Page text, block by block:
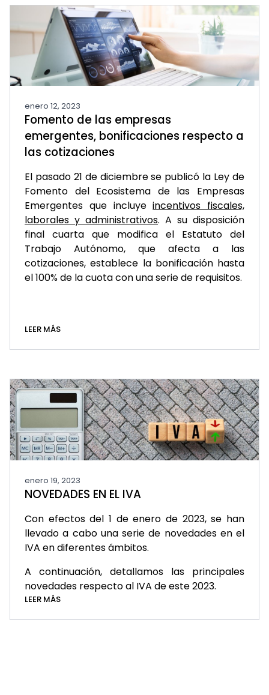
enero 12, 2023
Fomento de las empresas
emergentes, bonificaciones respecto a
las cotizaciones
El pasado 21 de diciembre se publicó la Ley de
Fomento del Ecosistema de las Empresas
Emergentes que incluyeincentivos fiscales,
laborales y administrativos. A su disposición
final cuarta que modifica el Estatuto del
Trabajo Autónomo, que afecta a las
cotizaciones, establece la bonificación hasta
el 100% de la cuota con una serie de requisitos.
LEER MÁS
enero 19, 2023
NOVEDADES EN EL IVA
Con efectos del 1 de enero de 2023, se han
llevado a cabo una serie de novedades en el
IVA en diferentes ámbitos.
A continuación, detallamos las principales
novedades respecto al IVA de este 2023.
LEER MÁS